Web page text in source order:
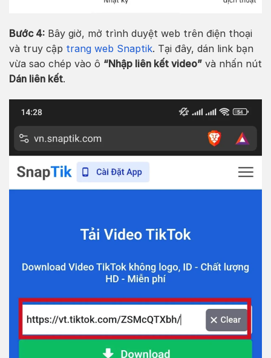
Bước 4:Bây giờ, mở trình duyệt web trên điện thoại
và truy cập trang web Snaptik. Tại đây, dán link bạn
vừa sao chép vào ô “Nhập liên kết video”và nhấn nút
Dán liên kết.